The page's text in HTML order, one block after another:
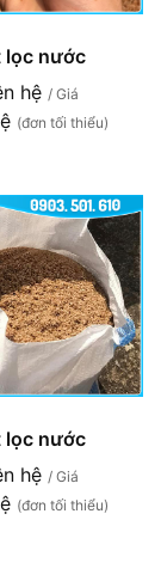
lọc nước
hệ / Giá
(đơn tối thiểu)
lọc nước
hệ / Giá
(đơn tối thiểu)